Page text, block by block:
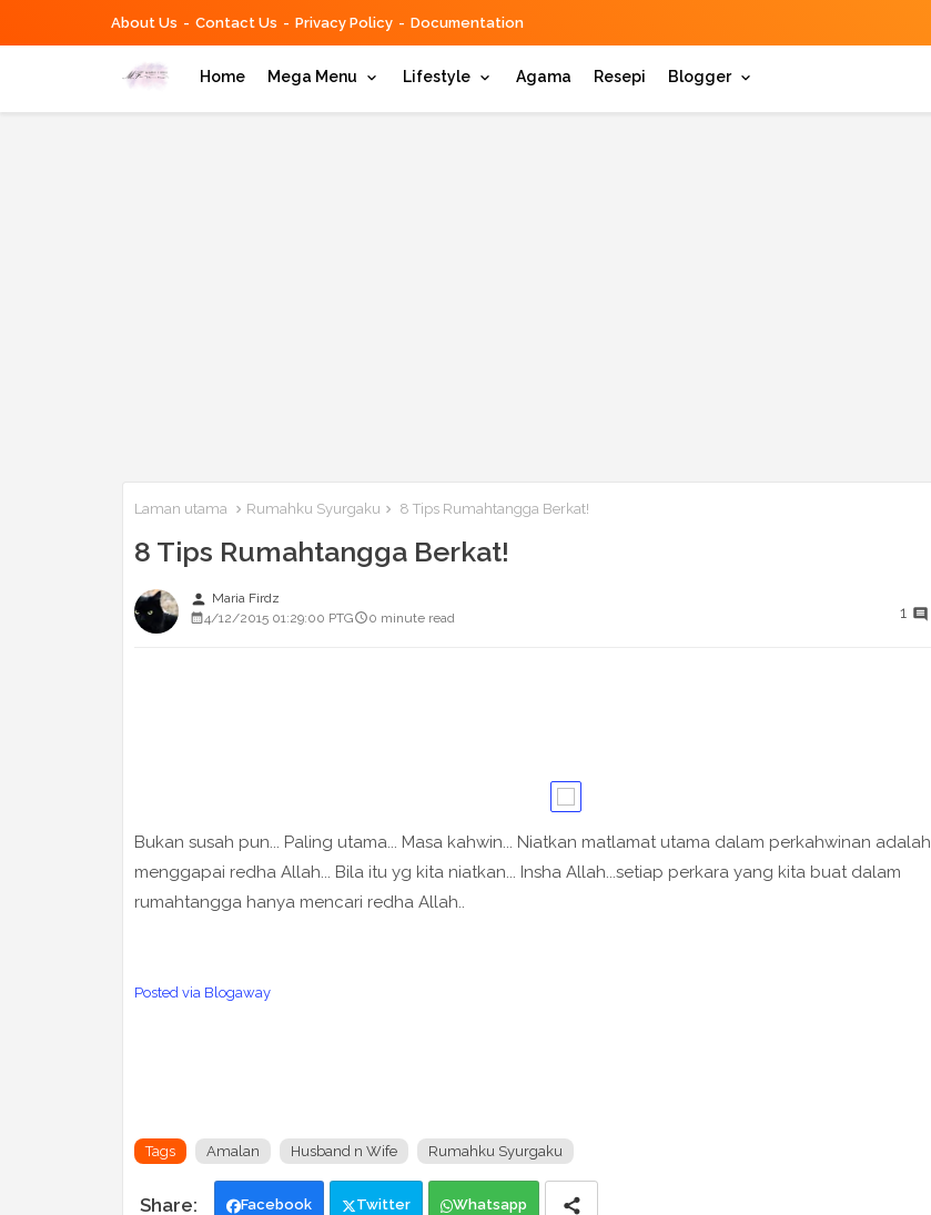
About Us Contact Us Privacy Policy Documentation
Home Mega Menu Lifestyle Agama Resepi Blogger
Laman utama Rumahku Syurgaku 8 Tips Rumahtangga Berkat!
8 Tips Rumahtangga Berkat!
person Maria Firdz
4/12/2015 01:29:00 PTG
0 minute read 1
Bukan susah pun... Paling utama... Masa kahwin... Niatkan matlamat utama dalam perkahwinan adalah
menggapai redha Allah... Bila itu yg kita niatkan... Insha Allah...setiap perkara yang kita buat dalam
rumahtangga hanya mencari redha Allah..
Posted via Blogaway
Tags Amalan Husband n Wife Rumahku Syurgaku
Facebook Twitter Whatsapp